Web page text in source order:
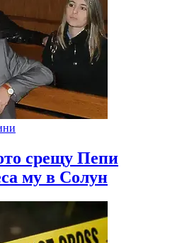
срещу Пепи
му в Солун